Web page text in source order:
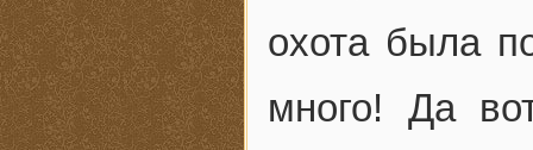
охота была
много! Да